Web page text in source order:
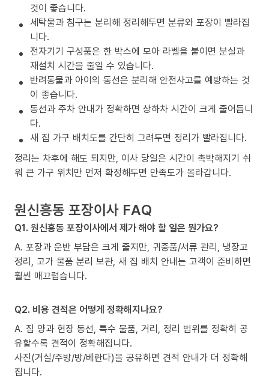
것이 좋습니다.
세탁물과 침구는 분리해 정리해두면 분류와 포장이 빨라집
니다.
전자기기 구성품은 한 박스에 모아 라벨을 붙이면 분실과
재설치 시간을 줄일 수 있습니다.
반려동물과 아이의 동선은 분리해 안전사고를 예방하는 것
이 좋습니다.
동선과 주차 안내가 정확하면 상하차 시간이 크게 줄어듭니
다.
새 집 가구 배치도를 간단히 그려두면 정리가 빨라집니다.
정리는 차후에 해도 되지만, 이사 당일은 시간이 촉박해지기 쉬
워 큰 가구 위치만 먼저 확정해두면 만족도가 올라갑니다.
원신흥동 포장이사 FAQ
Q1. 원신흥동 포장이사에서 제가 해야 할 일은 뭔가요?
A. 포장과 운반 부담은 크게 줄지만, 귀중품/서류 관리, 냉장고
정리, 고가 물품 분리 보관, 새 집 배치 안내는 고객이 준비하면
훨씬 매끄럽습니다.
Q2. 비용 견적은 어떻게 정확해지나요?
A. 짐 양과 현장 동선, 특수 물품, 거리, 정리 범위를 정확히 공
유할수록 견적이 정확해집니다.
사진(거실/주방/방/베란다)을 공유하면 견적 안내가 더 정확해
집니다.